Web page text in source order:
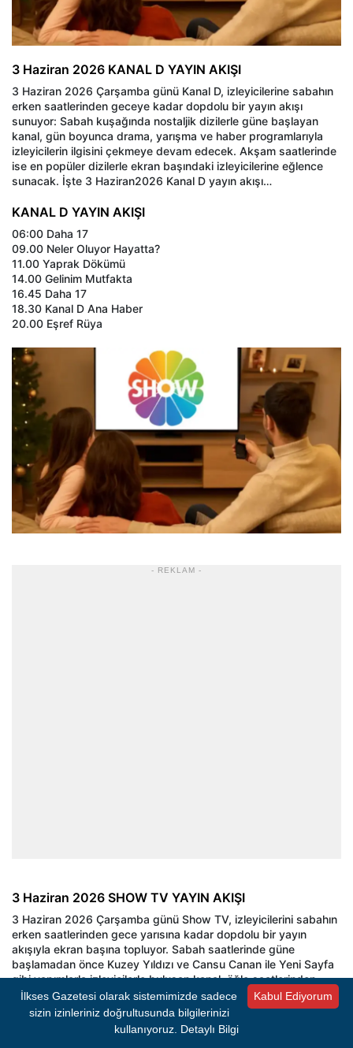
3 Haziran 2026 KANAL D YAYIN AKIŞI
3 Haziran 2026 Çarşamba günü Kanal D, izleyicilerine sabahın
erken saatlerinden geceye kadar dopdolu bir yayın akışı
sunuyor: Sabah kuşağında nostaljik dizilerle güne başlayan
kanal, gün boyunca drama, yarışma ve haber programlarıyla
izleyicilerin ilgisini çekmeye devam edecek. Akşam saatlerinde
ise en popüler dizilerle ekran başındaki izleyicilerine eğlence
sunacak. İşte 3 Haziran2026 Kanal D yayın akışı…
KANAL D YAYIN AKIŞI
06:00 Daha 17
09.00 Neler Oluyor Hayatta?
11.00 Yaprak Dökümü
14.00 Gelinim Mutfakta
16.45 Daha 17
18.30 Kanal D Ana Haber
20.00 Eşref Rüya
- REKLAM -
3 Haziran 2026 SHOW TV YAYIN AKIŞI
3 Haziran 2026 Çarşamba günü Show TV, izleyicilerini sabahın
erken saatlerinden gece yarısına kadar dopdolu bir yayın
akışıyla ekran başına topluyor. Sabah saatlerinde güne
başlamadan önce Kuzey Yıldızı ve Cansu Canan ile Yeni Sayfa
gibi yapımlarla izleyicilerle buluşan kanal, öğle saatlerinden
akşam saatlerine kadar sevilen diziler ve gündem
programlarıyla devam ediyor…
SHOW TV YAYIN AKIŞI
Kabul Ediyorum
İlkses Gazetesi olarak sistemimizde sadece
sizin izinleriniz doğrultusunda bilgilerinizi
kullanıyoruz. Detaylı Bilgi